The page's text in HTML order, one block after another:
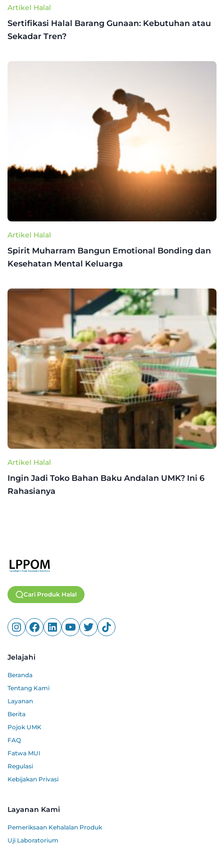
Artikel Halal
Sertifikasi Halal Barang Gunaan: Kebutuhan atau
Sekadar Tren?
Artikel Halal
Spirit Muharram Bangun Emotional Bonding dan
Kesehatan Mental Keluarga
Artikel Halal
Ingin Jadi Toko Bahan Baku Andalan UMK? Ini 6
Rahasianya
Cari Produk Halal
Jelajahi
Beranda
Tentang Kami
Layanan
Berita
Pojok UMK
FAQ
Fatwa MUI
Regulasi
Kebijakan Privasi
Layanan Kami
Pemeriksaan Kehalalan Produk
Uji Laboratorium